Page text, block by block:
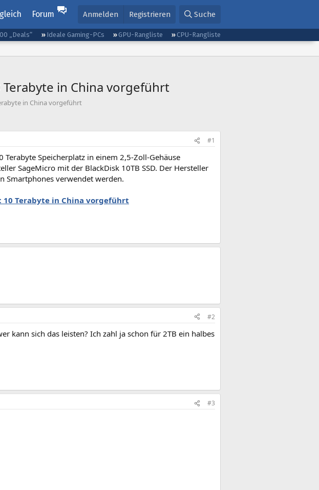
Forum Anmelden Registrieren Suche
„Deals“ Ideale Gaming-PCs GPU-Rangliste
CPU-Rangliste
Terabyte in China vorgeführt
in China vorgeführt
#1
Terabyte Speicherplatz in einem 2,5-Zoll-Gehäuse
SageMicro mit der BlackDisk 10TB SSD. Der Hersteller
Smartphones verwendet werden.
10 Terabyte in China vorgeführt
#2
kann sich das leisten? Ich zahl ja schon für 2TB ein halbes
#3